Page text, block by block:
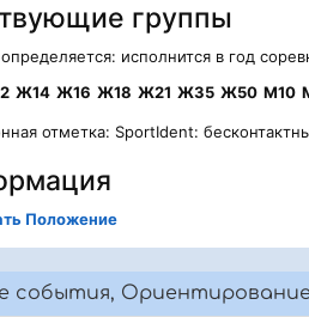
группы
исполнится в год
Ж14 Ж16 Ж18 Ж21 Ж35 Ж50 М10
отметка: SportIdent:
Положение
события,